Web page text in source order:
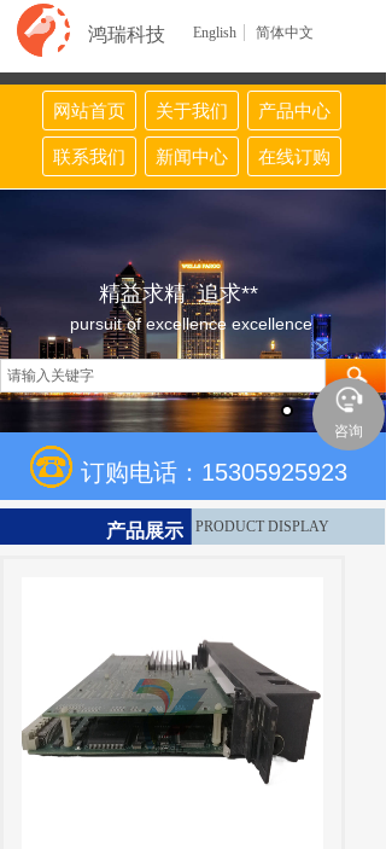
鸿瑞科技 English 简体中文
网站首页 关于我们 产品中心
联系我们 新闻中心 在线订购
精益求精 追求**
pursuit of excellence excellence
订购电话：15305925923
PRODUCT DISPLAY
产品展示
咨询